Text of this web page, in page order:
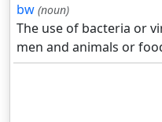
bw (noun)
The use of bacteria or
men and animals or